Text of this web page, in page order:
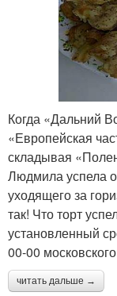
Когда «Дальний
«Европейская
складывая
Людмила успела
уходящего за
так! Что торт
установленный
00-00
читать дальше →